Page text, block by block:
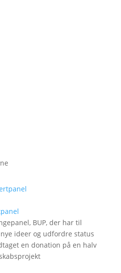
BUP, der har til
ideer og udfordre status
en donation på en halv